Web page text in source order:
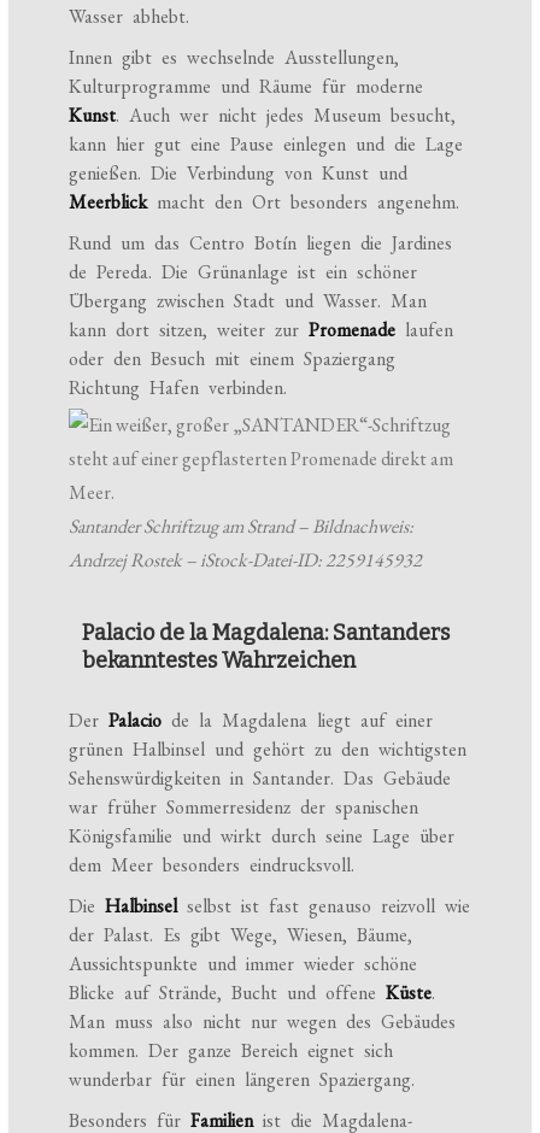
Wasser abhebt.
Innen gibt es wechselnde Ausstellungen,
Kulturprogramme und Räume für moderne
Kunst. Auch wer nicht jedes Museum besucht,
kann hier gut eine Pause einlegen und die Lage
genießen. Die Verbindung von Kunst und
Meerblickmacht den Ort besonders angenehm.
Rund um das Centro Botín liegen die Jardines
de Pereda. Die Grünanlage ist ein schöner
Übergang zwischen Stadt und Wasser. Man
kann dort sitzen, weiter zurPromenade laufen
oder den Besuch mit einem Spaziergang
Richtung Hafen verbinden.
Santander Schriftzug am Strand – Bildnachweis:
Andrzej Rostek – iStock-Datei-ID: 2259145932
Palacio de la Magdalena: Santanders
bekanntestes Wahrzeichen
DerPalacio de la Magdalena liegt auf einer
grünen Halbinsel und gehört zu den wichtigsten
Sehenswürdigkeiten in Santander. Das Gebäude
war früher Sommerresidenz der spanischen
Königsfamilie und wirkt durch seine Lage über
dem Meer besonders eindrucksvoll.
DieHalbinselselbst ist fast genauso reizvoll wie
der Palast. Es gibt Wege, Wiesen, Bäume,
Aussichtspunkte und immer wieder schöne
Blicke auf Strände, Bucht und offeneKüste.
Man muss also nicht nur wegen des Gebäudes
kommen. Der ganze Bereich eignet sich
wunderbar für einen längeren Spaziergang.
Besonders fürFamilienist die Magdalena-